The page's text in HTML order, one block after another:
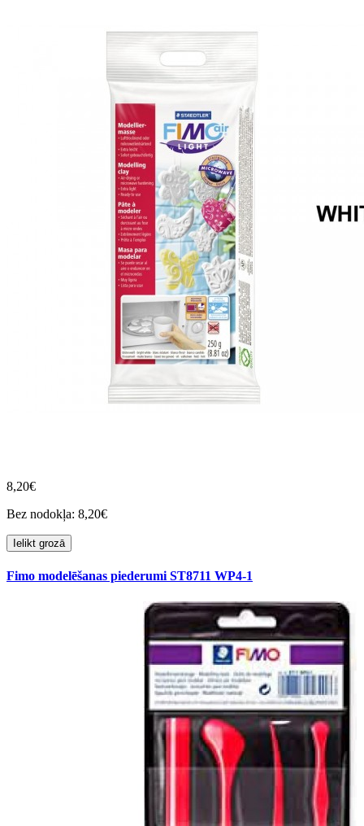
8,20€
Bez nodokļa: 8,20€
Ielikt grozā
Fimo modelēšanas piederumi ST8711 WP4-1